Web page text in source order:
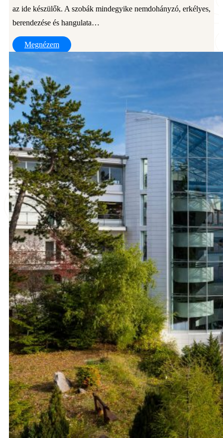
az ide készülők. A szobák mindegyike nemdohányzó, erkélyes,
berendezése és hangulata…
Megnézem